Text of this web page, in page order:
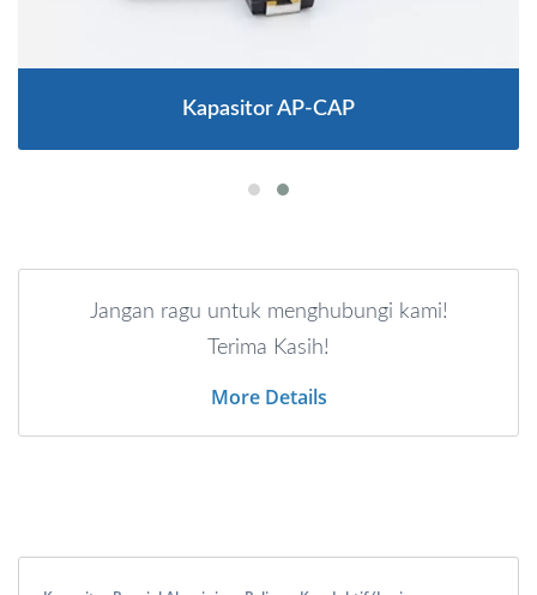
Kapasitor AP-CAP
Jangan ragu untuk menghubungi kami!
Terima Kasih!
More Details